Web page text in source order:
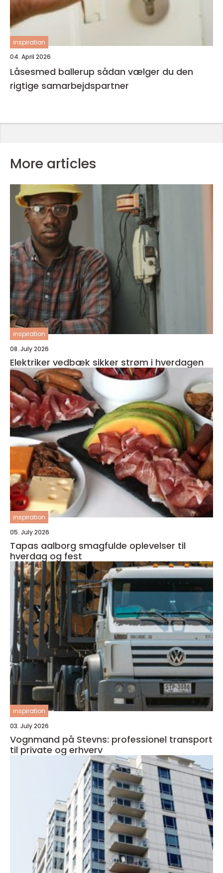
inspiration
04. April 2026
Låsesmed ballerup sådan vælger du den
rigtige samarbejdspartner
More articles
inspiration
08. July 2026
Elektriker vedbæk sikker strøm i hverdagen
inspiration
05. July 2026
Tapas aalborg smagfulde oplevelser til
hverdag og fest
inspiration
03. July 2026
Vognmand på Stevns: professionel transport
til private og erhverv